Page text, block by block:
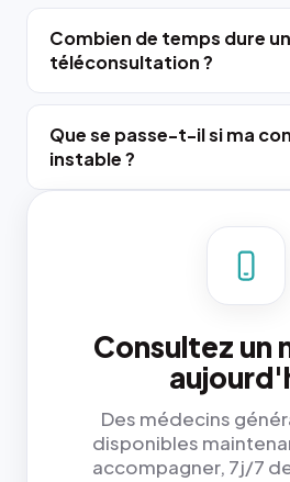
Combien de temps dure
téléconsultation ?
Que se passe-t-il si ma
instable ?
Consultez un
Des médecins
disponibles
accompagner, 7j/7